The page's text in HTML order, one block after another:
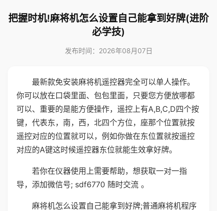
把握时机!麻将机怎么设置自己能拿到好牌(进阶
必学技)
发布时间：2026年08月07日
最新款免安装麻将机遥控器完全可以单人操作。
你可以放在口袋里面、包包里面，只要您方便放哪都
可以、重要的是能方便操作，遥控上有A,B,C,D四个按
键，代表东，南，西，北四个方位，座那个位置就按
遥控对应的位置就可以，例如你做在东位置就按遥控
对应的A键这时候遥控器东位就能生效拿好牌。
若你在仪器使用上需要帮助，想获取一对一指
导，添加微信号; sdf6770 随时交流 。
麻将机怎么设置自己能拿到好牌;普通麻将机程序